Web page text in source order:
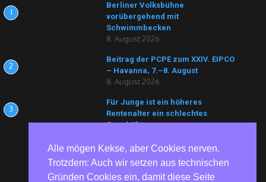
1
Berliner Volksbühne
vorübergehend mit
Schwimmbecken
8. August 2026
2
Beitrag der PCPE zum XXIV. EIPCO
– Havanna, 7.–8. August
8. August 2026
3
Für Junge ist ein höheres
Rentenalter ein schlechtes
Geschäft
Alle mögen Kekse, aber Cookies nerven.
Trotzdem: Auch wir setzen aus technischen
Gründen Cookies ein, damit diese Seite